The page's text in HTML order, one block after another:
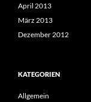
April 2013
März 2013
Dezember 2012
KATEGORIEN
Allgemein